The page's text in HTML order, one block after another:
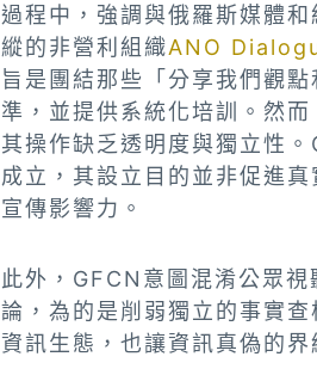
過程中，強調與俄羅斯媒體
縱的非營利組織ANO
旨是團結那些「分享我們觀
準，並提供系統化培訓。然
其操作缺乏透明度與獨立性
成立，其設立目的並非促進
宣傳影響力。
此外，GFCN意圖混淆公眾
論，為的是削弱獨立的事實
資訊生態，也讓資訊真偽的